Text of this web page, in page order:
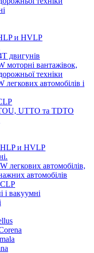
и HVLP
двигунів
моторні вантажівок,
техніки
автомобілів і
UTTO та TDTO
HLP и HVLP
легкових автомобілів,
автомобілів
і вакуумні